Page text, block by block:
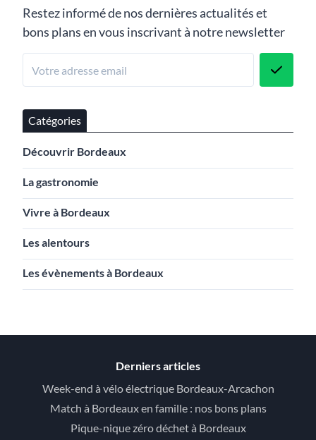
Restez informé de nos dernières actualités et
bons plans en vous inscrivant à notre newsletter
Catégories
Découvrir Bordeaux
La gastronomie
Vivre à Bordeaux
Les alentours
Les évènements à Bordeaux
Derniers articles
Week-end à vélo électrique Bordeaux-Arcachon
Match à Bordeaux en famille : nos bons plans
Pique-nique zéro déchet à Bordeaux